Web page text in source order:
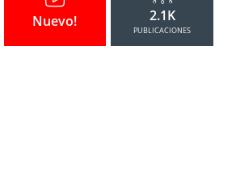
Nuevo! 2.1K
PUBLICACIONES